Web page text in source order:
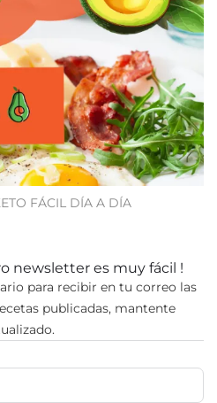
FÁCIL DÍA A DÍA
newsletter es muy fácil !
para recibir en tu correo las
publicadas, mantente